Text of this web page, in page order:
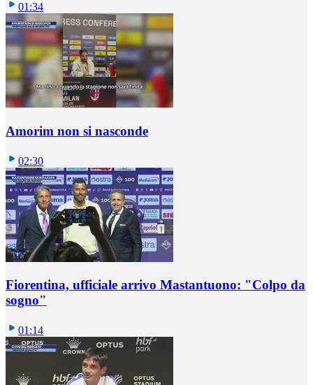
01:34
Amorim non si nasconde
02:30
Fiorentina, ufficiale arrivo Mastantuono: "Colpo da
sogno"
01:14